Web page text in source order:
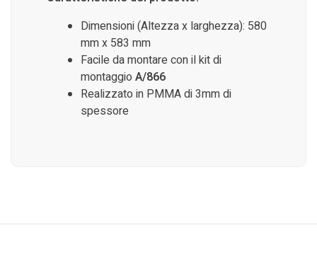
Dimensioni (Altezza x larghezza): 580
mm x 583 mm
Facile da montare con il kit di
montaggio A/866
Realizzato in PMMA di 3mm di
spessore